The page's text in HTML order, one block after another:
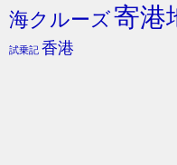
海クルーズ寄港
試乗記 香港